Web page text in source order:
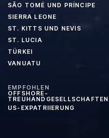
SÃO TOMÉ UND PRÍNCIPE
SIERRA LEONE
ST. KITTS UND NEVIS
ST. LUCIA
TÜRKEI
VANUATU
EMPFOHLEN
OFFSHORE-
TREUHANDGESELLSCHAFTEN
US-EXPATRIIERUNG